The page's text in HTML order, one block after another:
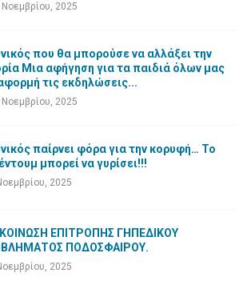
Νοεμβρίου, 2025
που θα μπορούσε να αλλάξει την
Μια αφήγηση για τα παιδιά όλων μας
τις εκδηλώσεις...
Νοεμβρίου, 2025
παίρνει φόρα για την κορυφή… Το
μπορεί να γυρίσει!!!
2025
ΕΠΙΤΡΟΠΗΣ ΓΗΠΕΔΙΚΟΥ
ΠΟΔΟΣΦΑΙΡΟΥ.
2025